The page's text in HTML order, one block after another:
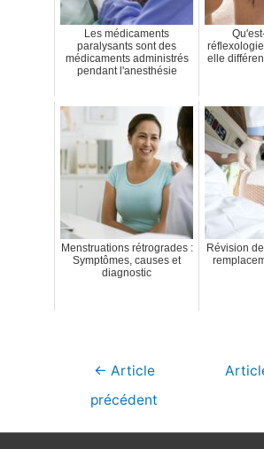
Les médicaments
paralysants sont des
médicaments administrés
pendant l'anesthésie
elle
Menstruations rétrogrades :
Symptômes, causes et
diagnostic
Révision
Navigation
← Article
précédent